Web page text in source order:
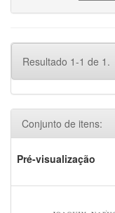
Resultado 1-1 de 1.
Conjunto de itens:
Pré-visualização